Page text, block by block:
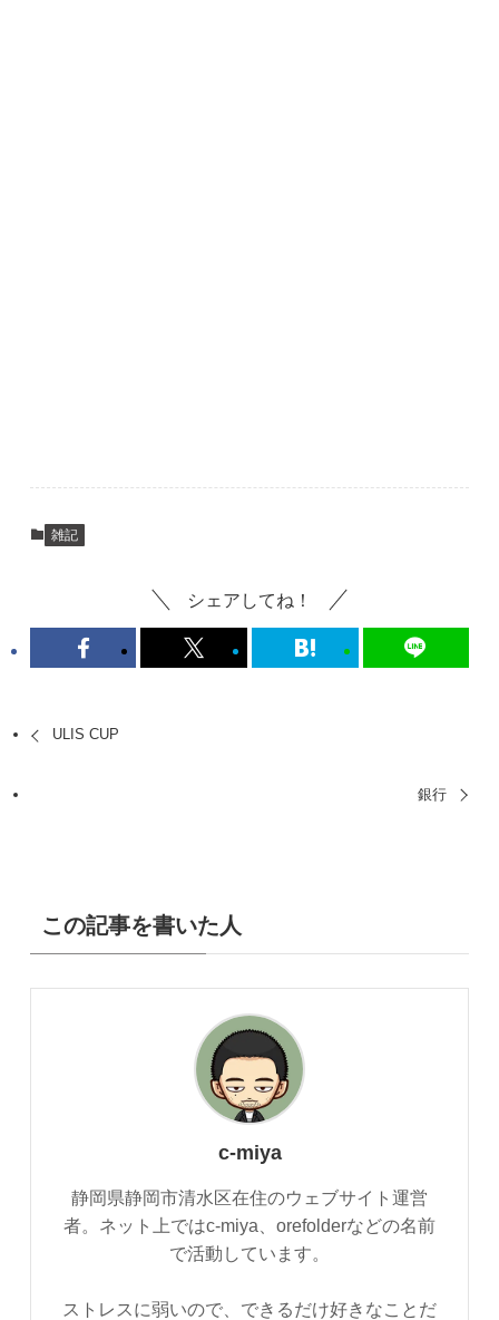
雑記
シェアしてね！
ULIS CUP
銀行
この記事を書いた人
c-miya
静岡県静岡市清水区在住のウェブサイト運営
者。ネット上ではc-miya、orefolderなどの名前
で活動しています。
ストレスに弱いので、できるだけ好きなことだ